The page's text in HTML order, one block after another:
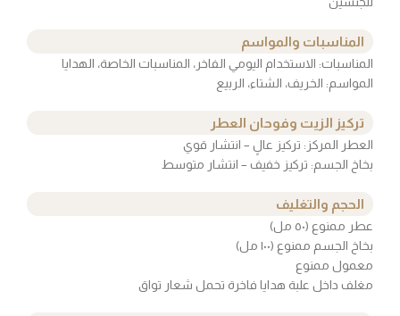
المناسبات والمواسم
المناسبات: الاستخدام اليومي الفاخر، المناسبات الخاصة، الهدايا
المواسم: الخريف، الشتاء، الربيع
تركيز الزيت وفوحان العطر
العطر المركز: تركيز عالٍ – انتشار قوي
بخاخ الجسم: تركيز خفيف – انتشار متوسط
الحجم والتغليف
عطر ممنوع (٥٠ مل)
بخاخ الجسم ممنوع (١٠٠ مل)
معمول ممنوع
مغلف داخل علبة هدايا فاخرة تحمل شعار تواق